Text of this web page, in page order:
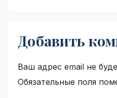
Добавить
Ваш адрес email не
Обязательные поля